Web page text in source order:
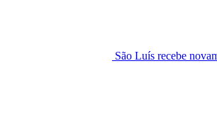
São Luís recebe